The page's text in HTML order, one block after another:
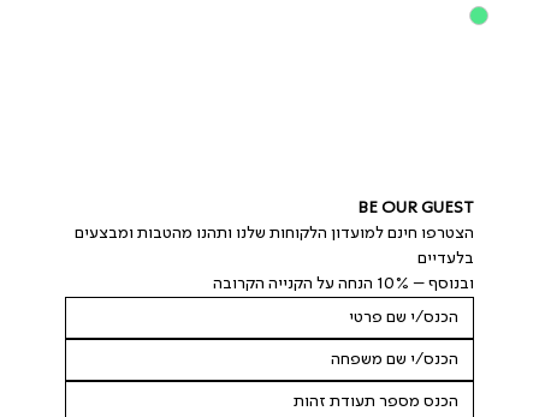
BE OUR GUEST
הצטרפו חינם למועדון הלקוחות שלנו ותהנו מהטבות ומבצעים
בלעדיים
ובנוסף – 10% הנחה על הקנייה הקרובה